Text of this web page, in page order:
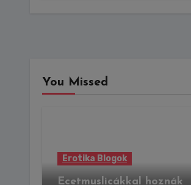
You Missed
Erotika Blogok
Ecetmuslicákkal hoznák